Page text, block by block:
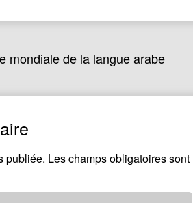
mondiale de la langue arabe
publiée. Les champs obligatoires sont